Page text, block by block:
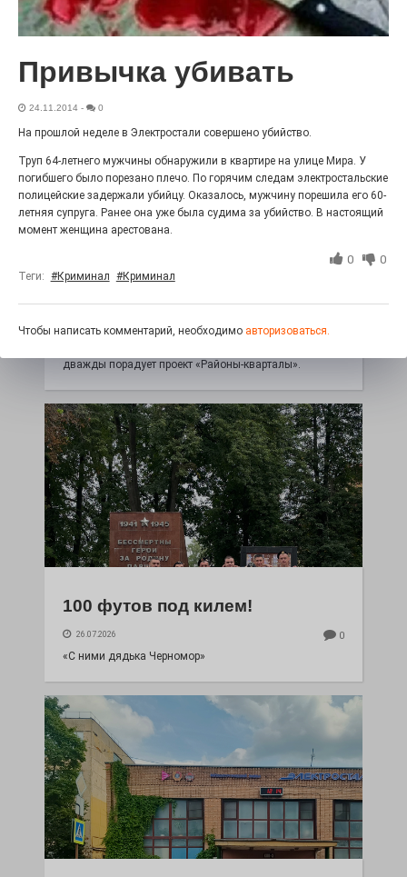
Выставка «Палитра героизма» — новый масштабный
проект, на который электростальцев приглашает к
«Районы-кварталы»
путешествуют по городу
27.07.2026
дважды порадует проект «Районы-кварталы».
100 футов под килем!
26.07.2026 0
«С ними дядька Черномор»
Привычка убивать
24.11.2014 - 0
На прошлой неделе в Электростали совершено убийство.
Труп 64-летнего мужчины обнаружили в квартире на улице Мира. У
погибшего было порезано плечо. По горячим следам электростальские
полицейские задержали убийцу. Оказалось, мужчину порешила его 60-
летняя супруга. Ранее она уже была судима за убийство. В настоящий
момент женщина арестована.
0 0
Теги: #Криминал #Криминал
Чтобы написать комментарий, необходимо авторизоваться.